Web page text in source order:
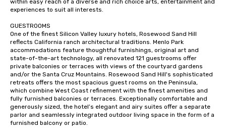
within easy reach of a diverse and rich choice arts, entertainment and
experiences to suit all interests.
GUESTROOMS
One of the finest Silicon Valley luxury hotels, Rosewood Sand Hill
reflects California ranch architectural traditions. Menlo Park
accommodations feature thoughtful furnishings, original art and
state-of-the-art technology, all renovated 121 guestrooms offer
private balconies or terraces with views of the courtyard gardens
and/or the Santa Cruz Mountains. Rosewood Sand Hill's sophisticated
retreats offers the most spacious guest rooms on the Peninsula,
which combine West Coast refinement with the finest amenities and
fully furnished balconies or terraces. Exceptionally comfortable and
generously sized, the hotel’s elegant and airy suites offer a separate
parlor and seamlessly integrated outdoor living space in the form of a
furnished balcony or patio.